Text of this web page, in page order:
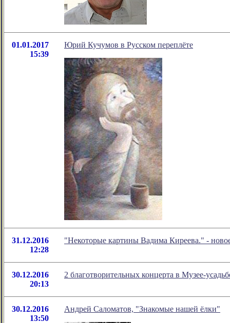
01.01.2017
15:39
Юрий Кучумов в Русском переплёте
31.12.2016
12:28
"Некоторые картины Вадима Киреева." -
30.12.2016
20:13
2 благотворительных концерта в Музее-
30.12.2016
13:50
Андрей Саломатов, "Знакомые нашей ёлки"